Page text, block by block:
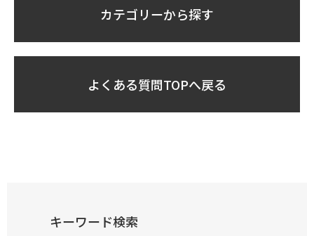
カテゴリーから探す
よくある質問TOPへ戻る
キーワード検索